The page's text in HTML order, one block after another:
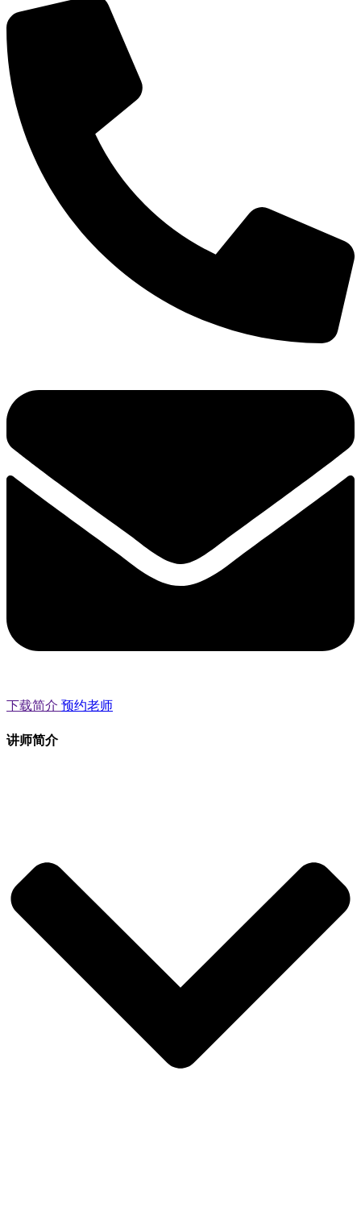
下载简介 预约老师
讲师简介